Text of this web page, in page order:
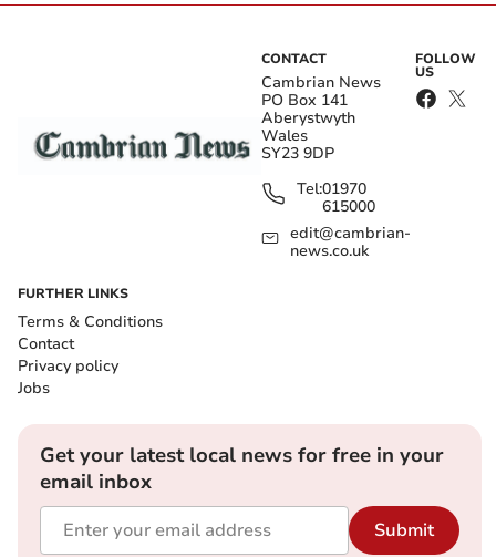
CONTACT
Cambrian News
PO Box 141
Aberystwyth
Wales
SY23 9DP
Tel:01970
615000
edit@cambrian-
news.co.uk
FOLLOW
US
FURTHER LINKS
Terms & Conditions
Contact
Privacy policy
Jobs
Get your latest local news for free in your
email inbox
Submit